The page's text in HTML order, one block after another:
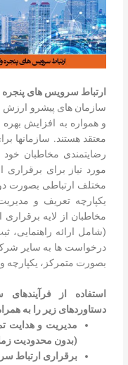
ارتباط سرویس های پنجره
سازمان های پیشرو ارزش
و همواره به افزایش
معتقد هستند. سازمانها
رضایتمندی مخاطبان
مورد نیاز برای
مختلف ارتباطی بصورت
یکپارچه تعریف و
مخاطبان از لایه
(شامل ارائه راهنمایی،
درخواست ها به سایر
بصورت متمرکز، یکپارچه
استفاده از
دستاوردهای زیر را به
مدیریت و هدایت
(بدون محدودیت
برقراری ارتباط